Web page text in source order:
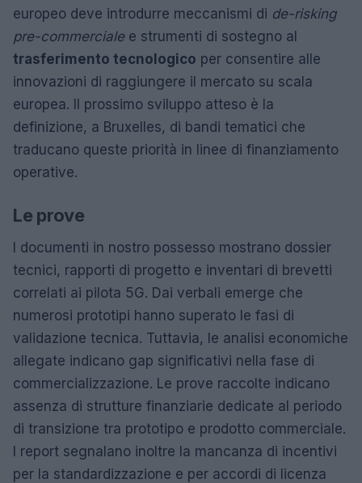
europeo deve introdurre meccanismi di de-risking
pre-commercialee strumenti di sostegno al
trasferimento tecnologico per consentire alle
innovazioni di raggiungere il mercato su scala
europea. Il prossimo sviluppo atteso è la
definizione, a Bruxelles, di bandi tematici che
traducano queste priorità in linee di finanziamento
operative.
Le prove
I documenti in nostro possesso mostrano dossier
tecnici, rapporti di progetto e inventari di brevetti
correlati ai pilota 5G. Dai verbali emerge che
numerosi prototipi hanno superato le fasi di
validazione tecnica. Tuttavia, le analisi economiche
allegate indicano gap significativi nella fase di
commercializzazione. Le prove raccolte indicano
assenza di strutture finanziarie dedicate al periodo
di transizione tra prototipo e prodotto commerciale.
I report segnalano inoltre la mancanza di incentivi
per la standardizzazione e per accordi di licenza